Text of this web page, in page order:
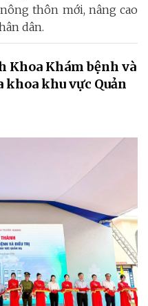
thôn mới, nâng cao
dân.
Khám bệnh và
khu vực Quản